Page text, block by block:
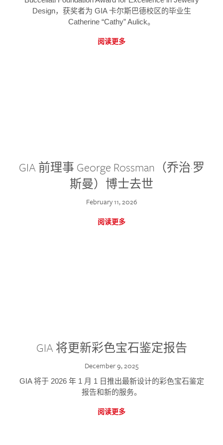
Design，获奖者为 GIA 卡尔斯巴德校区的毕业生
Catherine “Cathy” Aulick。
阅读更多
GIA 前理事 George Rossman（乔治·罗
斯曼）博士去世
February 11, 2026
阅读更多
GIA 将更新彩色宝石鉴定报告
December 9, 2025
GIA 将于 2026 年 1 月 1 日推出最新设计的彩色宝石鉴定
报告和新的服务。
阅读更多